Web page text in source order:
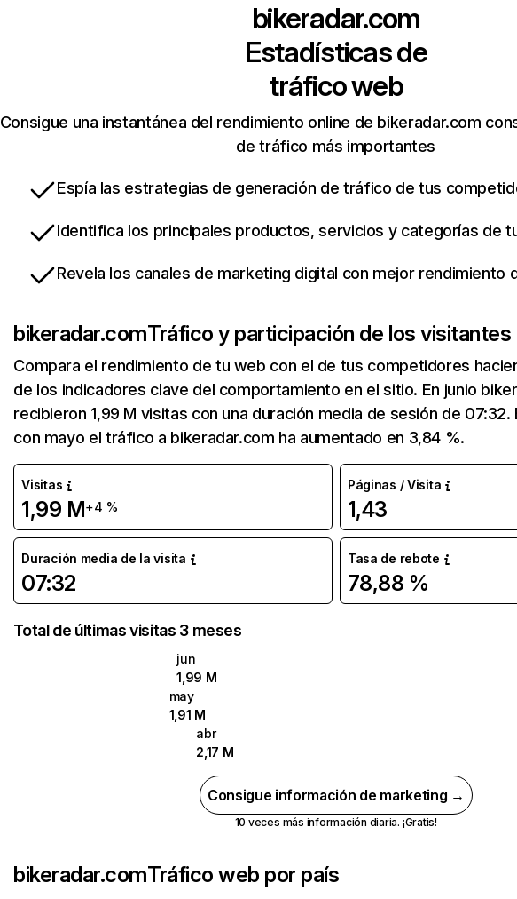
bikeradar.com
Estadísticas de
tráfico web
Consigue una instantánea del rendimiento online de bikeradar.com
de tráfico más importantes
Espía las estrategias de generación de tráfico de tus
Identifica los principales productos, servicios y categorías de
Revela los canales de marketing digital con mejor rendimiento
bikeradar.comTráfico y participación de los visitantes
Compara el rendimiento de tu web con el de tus competidores
de los indicadores clave del comportamiento en el sitio. En junio
recibieron 1,99 M visitas con una duración media de sesión de 07:32.
con mayo el tráfico a bikeradar.com ha aumentado en 3,84 %.
Visitas
1,99 M+4 %
Páginas / Visita
1,43
Duración media de la visita
07:32
Tasa de rebote
78,88 %
Total de últimas visitas 3 meses
jun
1,99 M
may
1,91 M
abr
2,17 M
Consigue información de marketing →
10 veces más información diaria. ¡Gratis!
bikeradar.comTráfico web por país